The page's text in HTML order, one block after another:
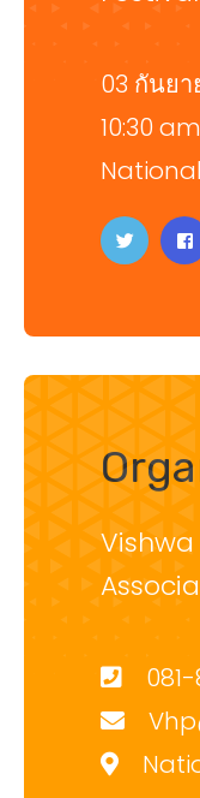
03 กันยา
10:30